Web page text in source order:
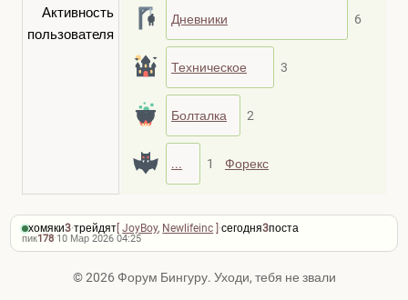
Активность
пользователя
Дневники 6
Техническое 3
Болталка 2
... 1 Форекс
хомяки3·трейдят [JoyBoy, Newlifeinc ·сегодня3поста
пик178·10 Мар 2026 04:25
© 2026 Форум Бингуру. Уходи, тебя не звали